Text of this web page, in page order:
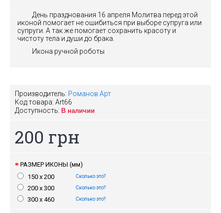
День празднования 16 апреля Молитва перед этой
иконой помогает не ошибиться при выборе супруга или
супруги. А так же помогает сохранить красоту и
чистоту тела и души до брака.
Икона ручной роботы
Производитель: Романов Арт
Код товара: Art66
Доступность: В наличии
200 грн
РАЗМЕР ИКОНЫ (мм)
150 x 200
Сколько это?
200 x 300 Сколько это?
300 x 460 Сколько это?